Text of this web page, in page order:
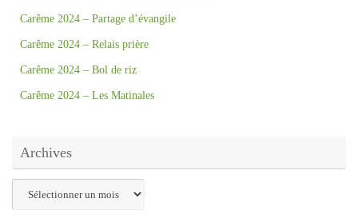
Carême 2024 – Partage d’évangile
Carême 2024 – Relais prière
Carême 2024 – Bol de riz
Carême 2024 – Les Matinales
Archives